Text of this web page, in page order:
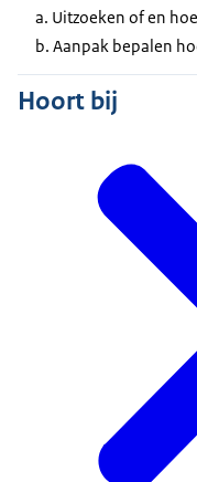
a. Uitzoeken of en
b. Aanpak bepalen
Hoort bij